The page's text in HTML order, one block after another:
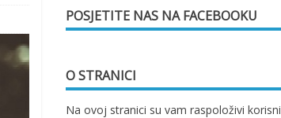
POSJETITE NAS NA FACEBOOKU
O STRANICI
Na ovoj stranici su vam raspoloživi korisni